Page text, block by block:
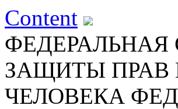
Content
ЗАЩИТЫ ПРАВ
ЧЕЛОВЕКА